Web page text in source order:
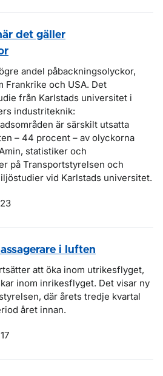
det gäller
andel påbackningsolyckor,
Frankrike och USA. Det
från Karlstads universitet i
industriteknik:
är särskilt utsatta
– 44 procent – av olyckorna
statistiker och
på Transportstyrelsen och
vid Karlstads universitet.
i luften
att öka inom utrikesflyget,
inom inrikesflyget. Det visar ny
där årets tredje kvartal
året innan.